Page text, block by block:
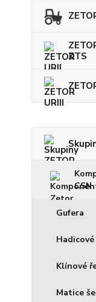
ZTS
CSN
Gufera
Klínové
Matice